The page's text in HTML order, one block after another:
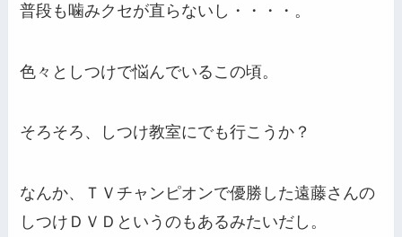
普段も噛みクセが直らないし・・・・。
色々としつけで悩んでいるこの頃。
そろそろ、しつけ教室にでも行こうか？
なんか、ＴＶチャンピオンで優勝した遠藤さんの
しつけＤＶＤというのもあるみたいだし。